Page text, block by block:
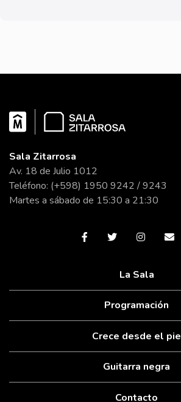
Sala Zitarrosa
Av. 18 de Julio 1012
Teléfono: (+598) 1950 9242 / 9243
Martes a sábado de 15:30 a 21:30
La Sala
Programación
Crece desde el pie
Guitarra negra
Contacto